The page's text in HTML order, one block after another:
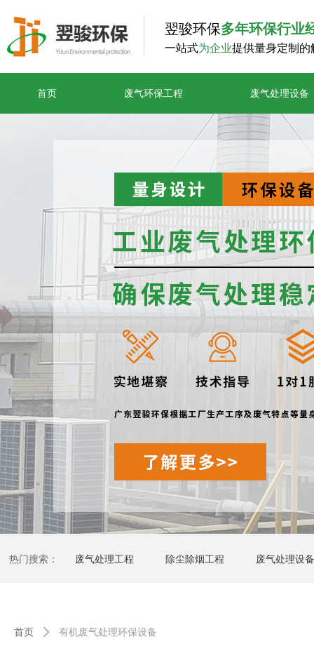
首页 废气环保工程 废气处理设备
翌骏环保多年环保行业
一站式为企业提供量身定制的
首页 ꄲ 有机废气处理环保设备
热门搜索： 废气处理工程 除尘除烟工程 废气处理设